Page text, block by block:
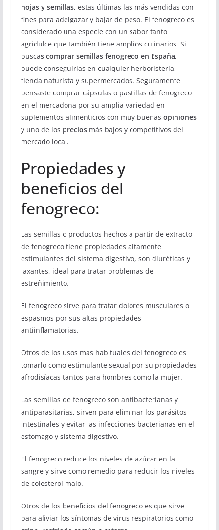
hojas y semillas, estas últimas las más vendidas con
fines para adelgazar y bajar de peso. El fenogreco es
considerado una especie con un sabor tanto
agridulce que también tiene amplios culinarios. Si
buscas comprar semillas fenogreco en España,
puede conseguirlas en cualquier herboristería,
tienda naturista y supermercados. Seguramente
pensaste comprar cápsulas o pastillas de fenogreco
en el mercadona por su amplia variedad en
suplementos alimenticios con muy buenas opiniones
y uno de los preciosmás bajos y competitivos del
mercado local.
Propiedades y
beneficios del
fenogreco:
Las semillas o productos hechos a partir de extracto
de fenogreco tiene propiedades altamente
estimulantes del sistema digestivo, son diuréticas y
laxantes, ideal para tratar problemas de
estreñimiento.
El fenogreco sirve para tratar dolores musculares o
espasmos por sus altas propiedades
antiinflamatorias.
Otros de los usos más habituales del fenogreco es
tomarlo como estimulante sexual por su propiedades
afrodisíacas tantos para hombres como la mujer.
Las semillas de fenogreco son antibacterianas y
antiparasitarias, sirven para eliminar los parásitos
intestinales y evitar las infecciones bacterianas en el
estomago y sistema digestivo.
El fenogreco reduce los niveles de azúcar en la
sangre y sirve como remedio para reducir los niveles
de colesterol malo.
Otros de los beneficios del fenogreco es que sirve
para aliviar los síntomas de virus respiratorios como